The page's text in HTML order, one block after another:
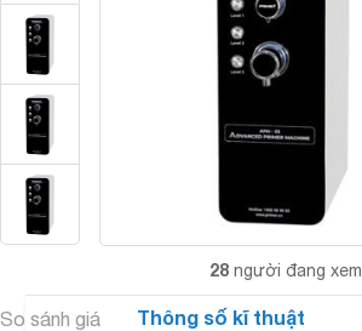
28 người đang xem
So sánh giá Thông số kĩ thuật